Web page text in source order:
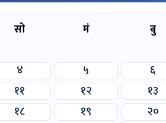
सो मं बु
४ ५ ६
११ १२ १३
१८ १९ २०